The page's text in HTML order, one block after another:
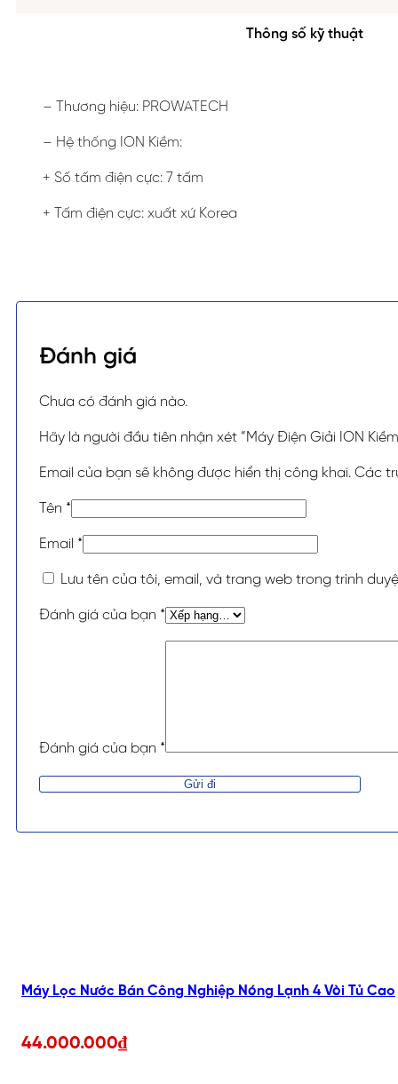
Thông số kỹ thuật
– Thương hiệu: PROWATECH
– Hệ thống ION Kiềm:
+ Số tấm điện cực: 7 tấm
+ Tấm điện cực: xuất xứ Korea
Đánh giá
Chưa có đánh giá nào.
Hãy là người đầu tiên nhận xét “Máy Điện Giải ION
Email của bạn sẽ không được hiển thị công khai. Các
Tên *
Email *
Lưu tên của tôi, email, và trang web trong trình
Đánh giá của bạn *
Đánh giá của bạn *
Máy Lọc Nước Bán Công Nghiệp Nóng Lạnh 4 Vòi Tủ Cao
44.000.000₫